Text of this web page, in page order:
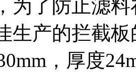
为了防止滤
生产的拦截
，厚度